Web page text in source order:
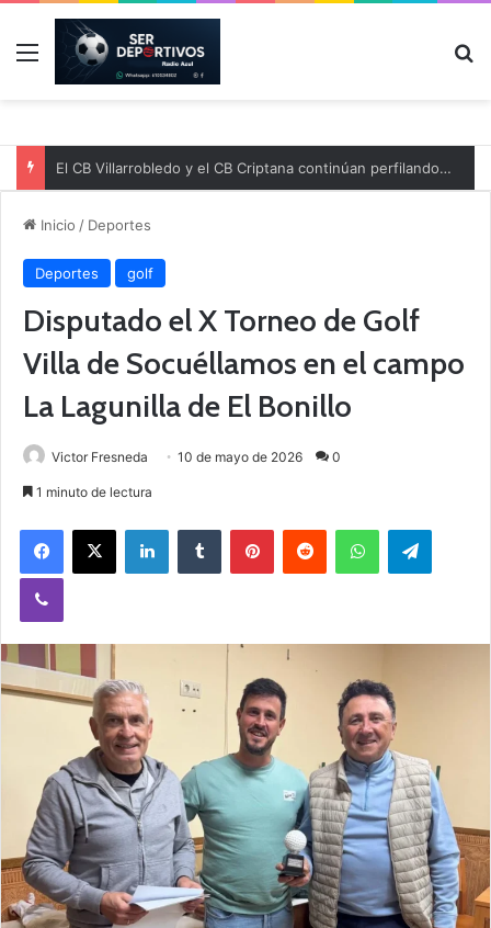
Menú
El CB Villarrobledo y el CB Criptana continúan perfilando sus plantillas
Inicio / Deportes
Deportes golf
Disputado el X Torneo de Golf
Villa de Socuéllamos en el campo
La Lagunilla de El Bonillo
Victor Fresneda 10 de mayo de 2026 0
1 minuto de lectura